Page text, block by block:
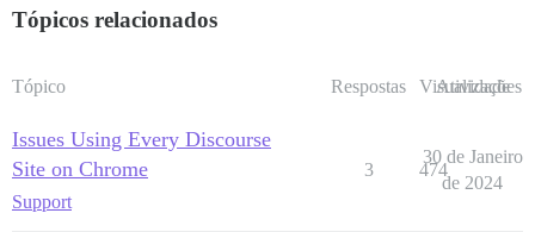
Tópicos relacionados
Tópico Respostas Visualizações
Atividade
Issues Using Every Discourse
Site on Chrome
Support
3 474
30 de Janeiro
de 2024